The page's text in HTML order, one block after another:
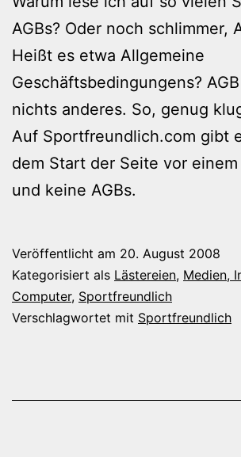
AGBs? Oder noch schlimmer,
Heißt es etwa Allgemeine
Geschäftsbedingungens?
nichts anderes. So, genug
Auf Sportfreundlich.com gibt
dem Start der Seite vor einem
und keine AGBs.
Veröffentlicht am 20. August 2008
Kategorisiert als Lästereien, Medien,
Computer, Sportfreundlich
Verschlagwortet mit Sportfreundlich